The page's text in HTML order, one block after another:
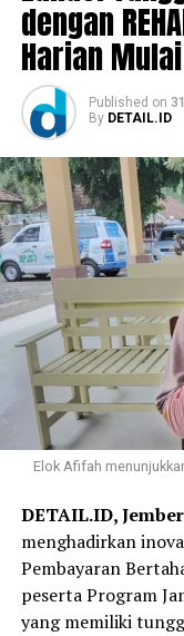
dengan
Harian
Published on
By DETAIL.ID
Elok Afifah
DETAIL.ID, Jember
menghadirkan
Pembayaran
peserta Program
yang memiliki